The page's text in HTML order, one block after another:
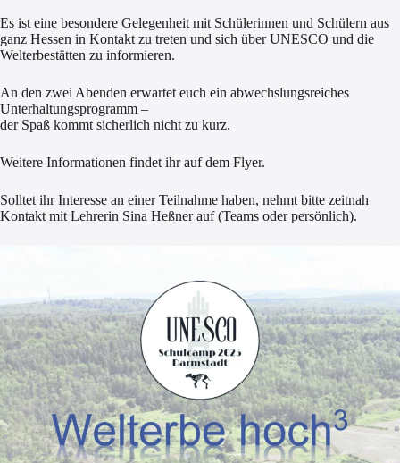
Es ist eine besondere Gelegenheit mit Schülerinnen und Schülern aus
ganz Hessen in Kontakt zu treten und sich über UNESCO und die
Welterbestätten zu informieren.
An den zwei Abenden erwartet euch ein abwechslungsreiches
Unterhaltungsprogramm –
der Spaß kommt sicherlich nicht zu kurz.
Weitere Informationen findet ihr auf dem Flyer.
Solltet ihr Interesse an einer Teilnahme haben, nehmt bitte zeitnah
Kontakt mit Lehrerin Sina Heßner auf (Teams oder persönlich).